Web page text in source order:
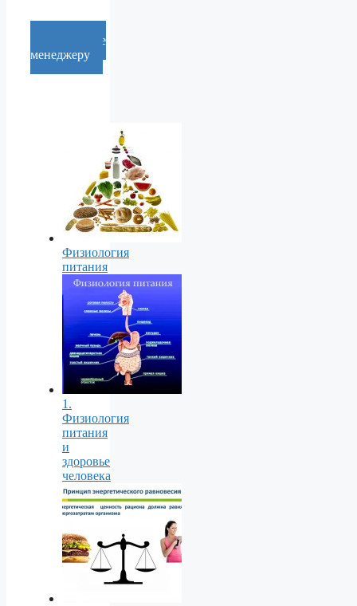
Cообщение
менеджеру
Физиология
питания
1.
Физиология
питания
и
здоровье
человека